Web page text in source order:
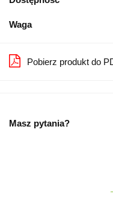
Waga
Pobierz produkt do
Masz pytania?